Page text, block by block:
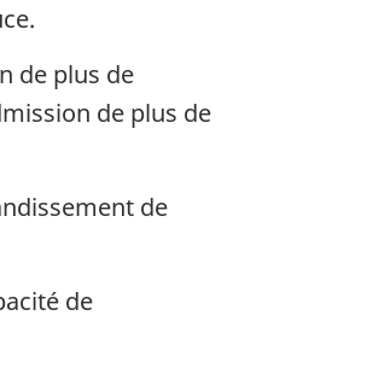
de plus de
de plus de
de
de